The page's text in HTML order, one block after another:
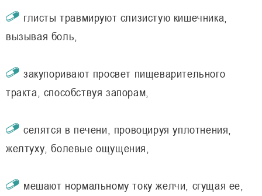
глисты травмируют слизистую кишечника,
вызывая боль,
закупоривают просвет пищеварительного
тракта, способствуя запорам,
селятся в печени, провоцируя уплотнения,
желтуху, болевые ощущения,
мешают нормальному току желчи, сгущая ее,